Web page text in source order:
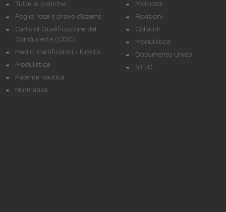
Tutte le pratiche
Foglio rosa e prove d’esame
Carta di Qualificazione del
Conducente (CQC)
Medici Certificatori - Novità
Modulistica
Patente nautica
Normativa
Motocicli
Revisioni
Collaudi
Modulistica
Documento Unico
STED